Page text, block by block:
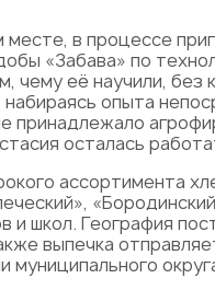
в процессе
«Забава» по
чему её научили,
опыта
принадлежало
осталась
ассортимента
школ. География
выпечка
муниципального